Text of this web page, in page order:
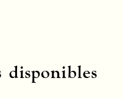
disponibles